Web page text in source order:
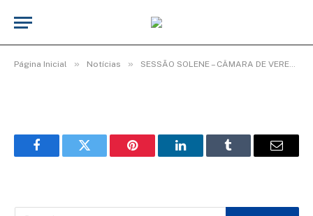
Página Inicial » Notícias » SESSÃO SOLENE – CÂMARA DE VEREADORES ENCERRA ANO LEGISLATIVO COM HOMENAGENS.
(1)
FacebookTwitter Pinterest LinkedInTumblr Email